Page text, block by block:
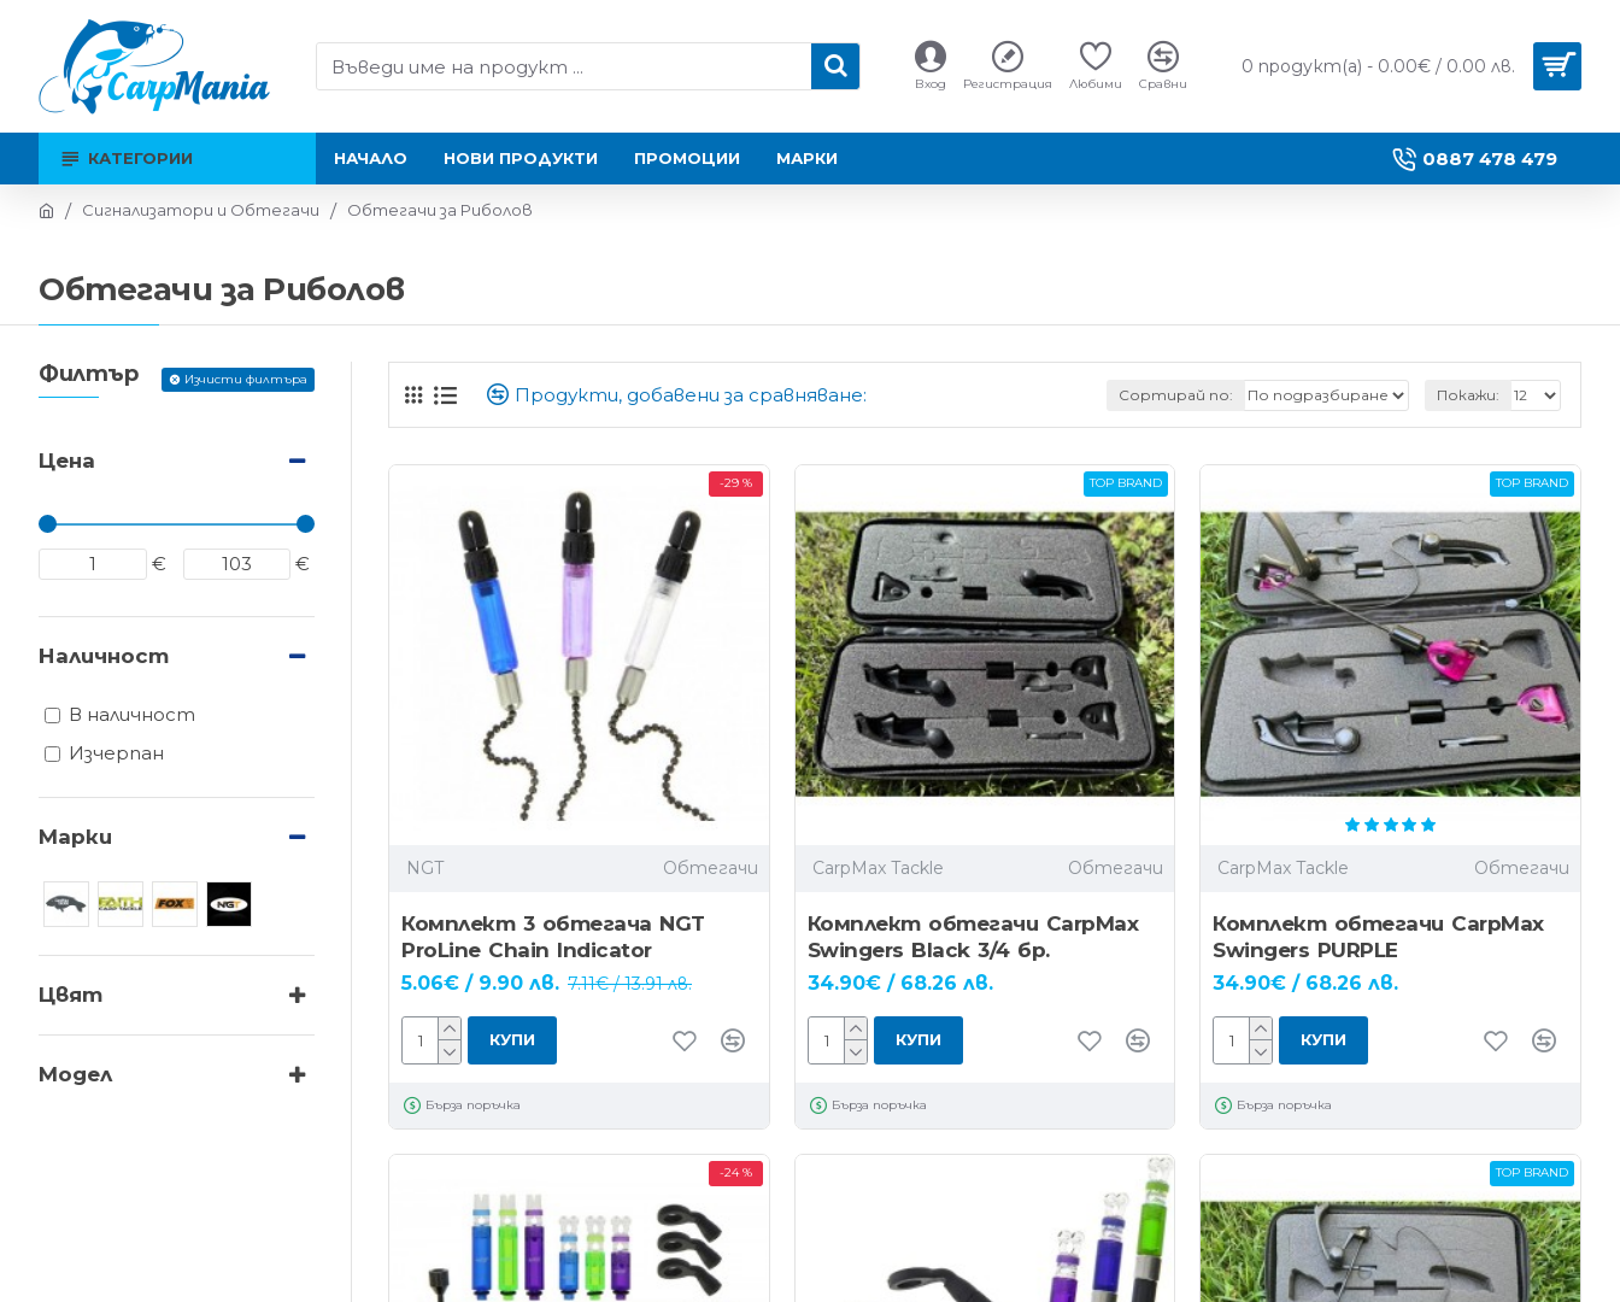
Вход Регистрация Любими Сравни
0 продукт(а) - 0.00€ / 0.00 лв.
КАТЕГОРИИ НАЧАЛО НОВИ ПРОДУКТИ ПРОМОЦИИ МАРКИ 0887 478 479
Сигнализатори и Обтегачи Обтегачи за Риболов
Обтегачи за Риболов
Филтър Изчисти филтъра
Цена
€ €
Марки
Цвят
Модел
Наличност
В наличност
Изчерпан
Продукти, добавени за сравняване: Сортирай по: Покажи:
-29 %
NGT Обтегачи
Комплект 3 обтегача NGT
ProLine Chain Indicator
5.06€ / 9.90 лв. 7.11€ / 13.91 лв.
КУПИ
Бърза поръчка
TOP BRAND
CarpMax Tackle Обтегачи
Комплект обтегачи CarpMax
Swingers Black 3/4 бр.
34.90€ / 68.26 лв.
КУПИ
Бърза поръчка
TOP BRAND
CarpMax Tackle Обтегачи
Комплект обтегачи CarpMax
Swingers PURPLE
34.90€ / 68.26 лв.
КУПИ
Бърза поръчка
-24 % TOP BRAND